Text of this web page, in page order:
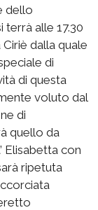
dello
terrà alle 17.30
dalla quale
di
di questa
voluto dal
di
quello da
Elisabetta con
ripetuta